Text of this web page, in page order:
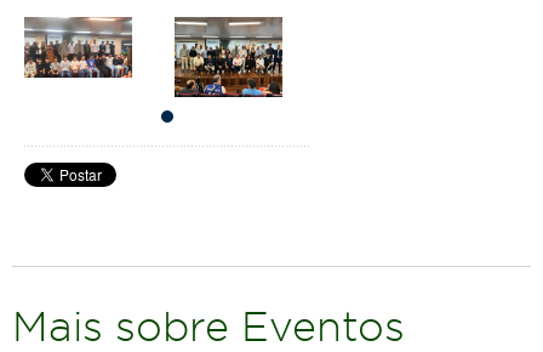
Mais sobre Eventos